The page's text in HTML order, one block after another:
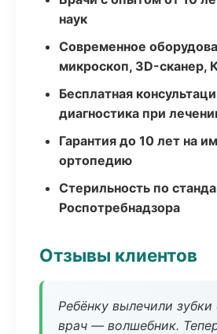
наук
Современное
микроскоп, 3D-сканер,
Бесплатная
диагностика при
Гарантия до 10 лет на
ортопедию
Стерильность по
Роспотребнадзора
Отзывы клиентов
Ребёнку вылечили зубки
врач — волшебник.